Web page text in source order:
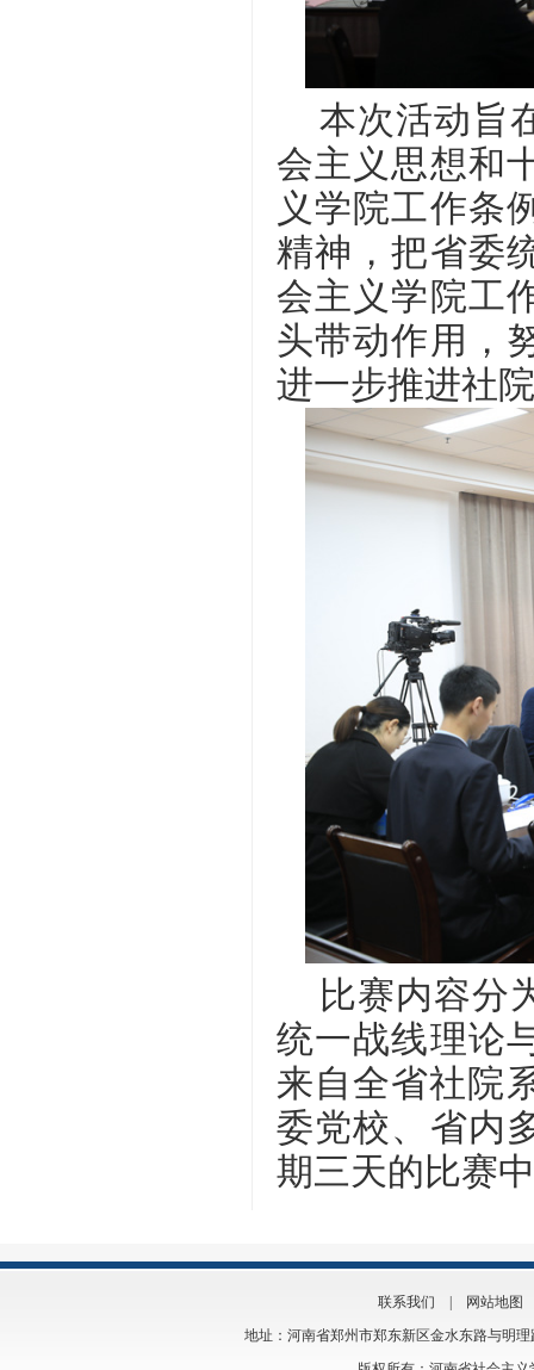
本次活动旨
会主义思想和
义学院工作条
精神，把省委
会主义学院工
头带动作用，
进一步推进社
比赛内容分
统一战线理论
来自全省社院
委党校、省内
期三天的比赛
联系我们
网站地图
地址：河南省郑州市郑东新区金水东路与明